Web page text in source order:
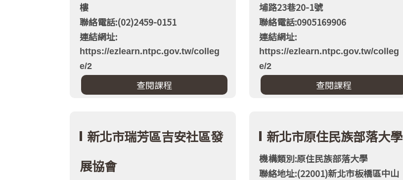
樓
聯絡電話:(02)2459-0151
連結網址:
https://ezlearn.ntpc.gov.tw/colleg
e/2
埔路23巷20-1號
聯絡電話:0905169906
連結網址:
https://ezlearn.ntpc.gov.tw/colleg
e/2
新北市瑞芳區吉安社區發
展協會
新北市原住民族部落大學
機構類別:原住民族部落大學
聯絡地址:(22001)新北市板橋區中山